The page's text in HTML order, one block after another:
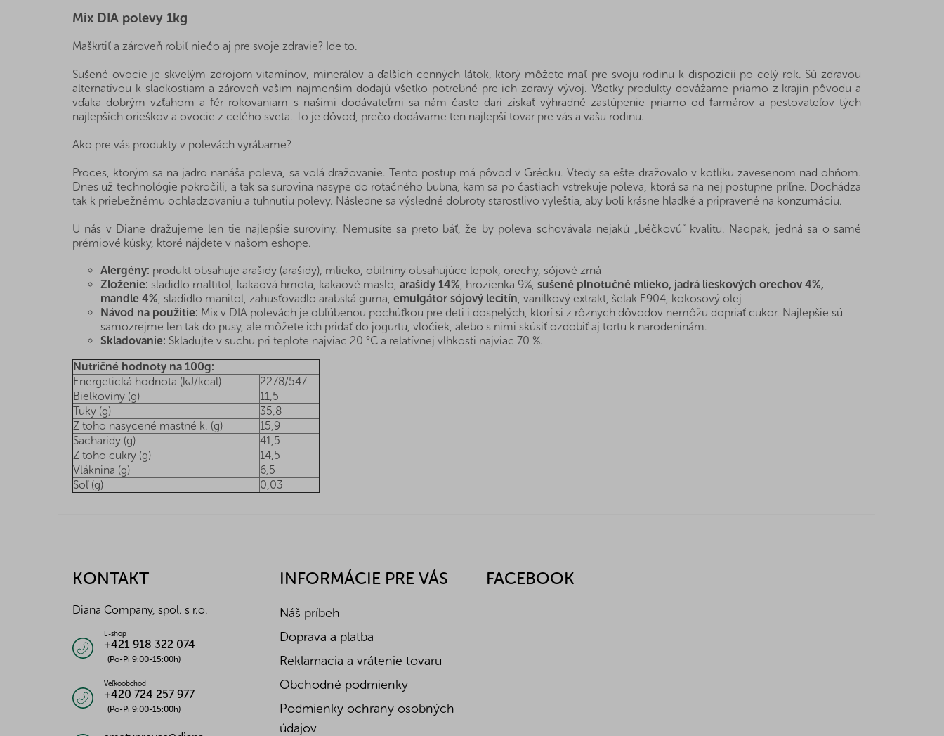
Mix DIA polevy 1kg
Maškrtiť a zároveň robiť niečo aj pre svoje zdravie? Ide to.
Sušené ovocie je skvelým zdrojom vitamínov, minerálov a ďalších cenných látok, ktorý môžete mať pre svoju rodinu k dispozícii po celý rok. Sú zdravou
alternatívou k sladkostiam a zároveň vašim najmenším dodajú všetko potrebné pre ich zdravý vývoj. Všetky produkty dovážame priamo z krajín pôvodu a
vďaka dobrým vzťahom a fér rokovaniam s našimi dodávateľmi sa nám často darí získať výhradné zastúpenie priamo od farmárov a pestovateľov tých
najlepších orieškov a ovocie z celého sveta. To je dôvod, prečo dodávame ten najlepší tovar pre vás a vašu rodinu.
Ako pre vás produkty v polevách vyrábame?
Proces, ktorým sa na jadro nanáša poleva, sa volá dražovanie. Tento postup má pôvod v Grécku. Vtedy sa ešte dražovalo v kotlíku zavesenom nad ohňom.
Dnes už technológie pokročili, a tak sa surovina nasype do rotačného bubna, kam sa po častiach vstrekuje poleva, ktorá sa na nej postupne priľne. Dochádza
tak k priebežnému ochladzovaniu a tuhnutiu polevy. Následne sa výsledné dobroty starostlivo vyleštia, aby boli krásne hladké a pripravené na konzumáciu.
U nás v Diane dražujeme len tie najlepšie suroviny. Nemusíte sa preto báť, že by poleva schovávala nejakú „béčkovú“ kvalitu. Naopak, jedná sa o samé
prémiové kúsky, ktoré nájdete v našom eshope.
Alergény: produkt obsahuje arašidy (arašidy), mlieko, obilniny obsahujúce lepok, orechy, sójové zrná
Zloženie: sladidlo maltitol, kakaová hmota, kakaové maslo, arašidy 14% , hrozienka 9%, sušené plnotučné mlieko, jadrá lieskových orechov 4%,
mandle 4% , sladidlo manitol, zahusťovadlo arabská guma, emulgátor sójový lecitín , vanilkový extrakt, šelak E904, kokosový olej
Návod na použitie: Mix v DIA polevách je obľúbenou pochúťkou pre deti i dospelých, ktorí si z rôznych dôvodov nemôžu dopriať cukor. Najlepšie sú
samozrejme len tak do pusy, ale môžete ich pridať do jogurtu, vločiek, alebo s nimi skúsiť ozdobiť aj tortu k narodeninám.
Skladovanie: Skladujte v suchu pri teplote najviac 20 °C a relatívnej vlhkosti najviac 70 %.
Nutričné hodnoty na 100g:
Energetická hodnota (kJ/kcal)
2278/547
Bielkoviny (g)
11,5
Tuky (g)
35,8
Z toho nasycené mastné k. (g)
15,9
Sacharidy (g)
41,5
Z toho cukry (g)
14,5
Vláknina (g)
6,5
Soľ (g)
0,03
KONTAKT
Diana Company, spol. s r.o.
E-shop
+421 918 322 074
(Po-Pi 9:00-15:00h)
Veľkoobchod
+420 724 257 977
(Po-Pi 9:00-15:00h)
INFORMÁCIE PRE VÁS
Náš príbeh
Doprava a platba
Reklamacia a vrátenie tovaru
Obchodné podmienky
Podmienky ochrany osobných
údajov
FACEBOOK